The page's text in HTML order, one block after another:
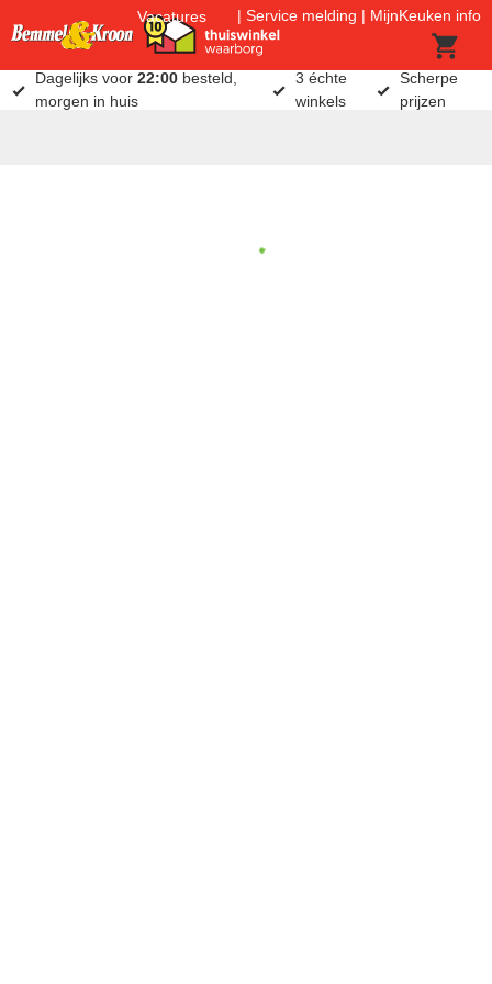
Vacatures Service melding MijnKeuken info
Dagelijks voor22:00 besteld,
morgen in huis
3 échte
winkels
Scherpe
prijzen